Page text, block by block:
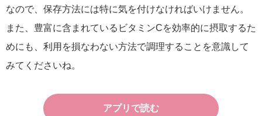
なので、保存方法には特に気を付けなければいけません。
また、豊富に含まれているビタミンCを効率的に摂取するた
めにも、利用を損なわない方法で調理することを意識して
みてくださいね。
アプリで読む